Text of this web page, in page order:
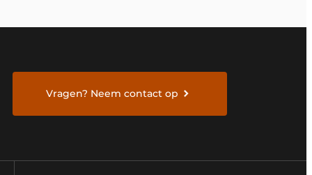
Vragen? Neem contact op